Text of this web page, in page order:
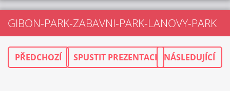
GIBON-PARK-ZABAVNI-PARK-LANOVY-PARK
PŘEDCHOZÍ SPUSTIT PREZENTACI NÁSLEDUJÍCÍ